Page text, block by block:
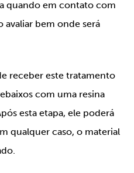
quando em contato com
avaliar bem onde será
receber este tratamento
com uma resina
esta etapa, ele poderá
qualquer caso, o material